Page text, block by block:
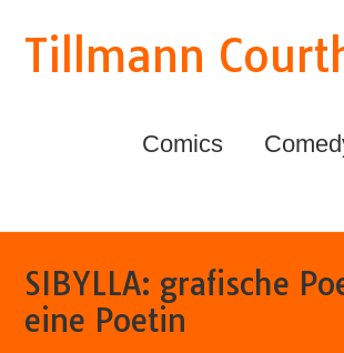
Tillmann
Comics
SIBYLLA: grafische
eine Poetin